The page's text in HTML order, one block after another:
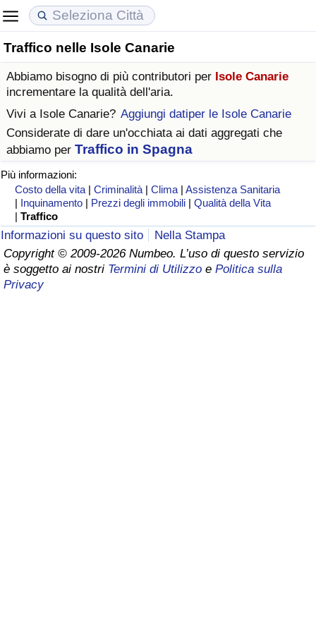
Traffico nelle Isole Canarie
Abbiamo bisogno di più contributori per Isole Canarie
incrementare la qualità dell'aria.
Vivi a Isole Canarie? Aggiungi datiper le Isole Canarie
Considerate di dare un'occhiata ai dati aggregati che
abbiamo per Traffico in Spagna
Più informazioni:
Costo della vita |Criminalità |Clima |Assistenza Sanitaria
| Inquinamento | Prezzi degli immobili |Qualità della Vita
|Traffico
Informazioni su questo sito
Nella Stampa
Copyright © 2009-2026 Numbeo. L’uso di questo servizio
è soggetto ai nostri Termini di Utilizzo e Politica sulla
Privacy
Costo della vita
Indice Del Costo Della Vita (corrente)
Indice Del Costo Della Vita
Indice del Costo della Vita per Nazione
ad Aqaba
Prezzi degli immobili
Indice del Prezzo delle Case (Corrente)
Indice del Prezzo delle Case
Indice del Prezzo delle Case per Nazione
Qualità della Vita
Indice della Qualità della Vita
Indice della Qualità della Vita (Corrente)
Indice della qualità della vita per Paese
Criminalità
Indice del Tasso di Criminalità (Corrente)
Indice della Criminalità